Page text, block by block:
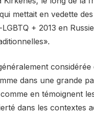
mettait en vedette
+ 2013 en
dans une grande
en témoignent
dans les contextes